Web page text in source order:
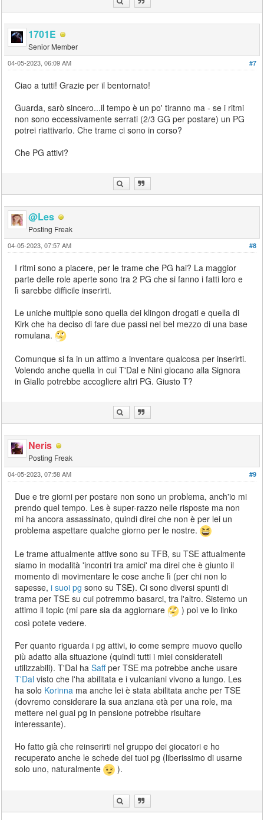
1701E
Senior Member
#7
04-05-2023, 06:09 AM
Ciao a tutti! Grazie per il bentornato!
Guarda, sarò sincero...il tempo è un po' tiranno ma - se i ritmi
non sono eccessivamente serrati (2/3 GG per postare) un PG
potrei riattivarlo. Che trame ci sono in corso?
Che PG attivi?
@Les
Posting Freak
#8
04-05-2023, 07:57 AM
I ritmi sono a piacere, per le trame che PG hai? La maggior
parte delle role aperte sono tra 2 PG che si fanno i fatti loro e
lì sarebbe difficile inserirti.
Le uniche multiple sono quella dei klingon drogati e quella di
Kirk che ha deciso di fare due passi nel bel mezzo di una base
romulana.
Comunque si fa in un attimo a inventare qualcosa per inserirti.
Volendo anche quella in cui T'Dal e Nini giocano alla Signora
in Giallo potrebbe accogliere altri PG. Giusto T?
Neris
Posting Freak
#9
04-05-2023, 07:58 AM
Due e tre giorni per postare non sono un problema, anch'io mi
prendo quel tempo. Les è super-razzo nelle risposte ma non
mi ha ancora assassinato, quindi direi che non è per lei un
problema aspettare qualche giorno per le nostre.
Le trame attualmente attive sono su TFB, su TSE attualmente
siamo in modalità 'incontri tra amici' ma direi che è giunto il
momento di movimentare le cose anche lì (per chi non lo
sapesse,i suoi pg sono su TSE). Ci sono diversi spunti di
trama per TSE su cui potremmo basarci, tra l'altro. Sistemo un
attimo il topic (mi pare sia da aggiornare
) poi ve lo linko
così potete vedere.
Per quanto riguarda i pg attivi, io come sempre muovo quello
più adatto alla situazione (quindi tutti i miei considerateli
utilizzabili). T'Dal haSaffper TSE ma potrebbe anche usare
T'Dalvisto che l'ha abilitata e i vulcaniani vivono a lungo. Les
ha solo Korinna ma anche lei è stata abilitata anche per TSE
(dovremo considerare la sua anziana età per una role, ma
mettere nei guai pg in pensione potrebbe risultare
interessante).
Ho fatto già che reinserirti nel gruppo dei giocatori e ho
recuperato anche le schede dei tuoi pg (liberissimo di usarne
solo uno, naturalmente
).